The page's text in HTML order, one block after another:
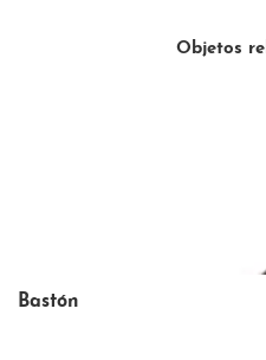
Objetos